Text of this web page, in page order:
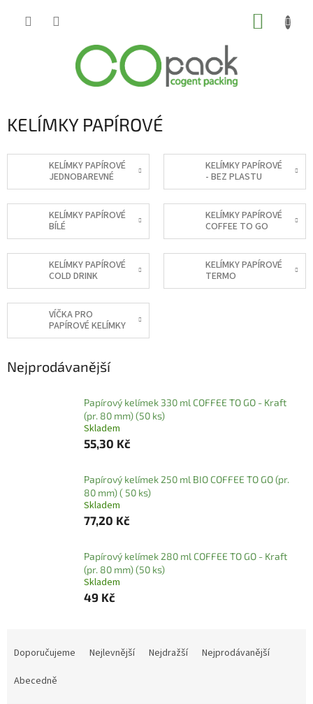
KELÍMKY PAPÍROVÉ
KELÍMKY PAPÍROVÉ
JEDNOBAREVNÉ
KELÍMKY PAPÍROVÉ
- BEZ PLASTU
KELÍMKY PAPÍROVÉ
BÍLÉ
KELÍMKY PAPÍROVÉ
COFFEE TO GO
KELÍMKY PAPÍROVÉ
COLD DRINK
KELÍMKY PAPÍROVÉ
TERMO
VÍČKA PRO
PAPÍROVÉ KELÍMKY
Nejprodávanější
Papírový kelímek 330 ml COFFEE TO GO - Kraft
(pr. 80 mm) (50 ks)
Skladem
55,30 Kč
Papírový kelímek 250 ml BIO COFFEE TO GO (pr.
80 mm) ( 50 ks)
Skladem
77,20 Kč
Papírový kelímek 280 ml COFFEE TO GO - Kraft
(pr. 80 mm) (50 ks)
Skladem
49 Kč
Doporučujeme Nejlevnější Nejdražší
Nejprodávanější
Abecedně